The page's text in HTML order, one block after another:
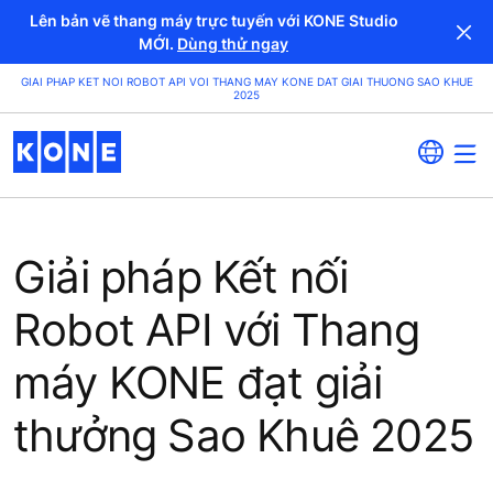
Lên bản vẽ thang máy trực tuyến với KONE Studio
MỚI. Dùng thử ngay
GIAI PHAP KET NOI ROBOT API VOI THANG MAY KONE DAT GIAI THUONG SAO KHUE
2025
Giải pháp Kết nối
Robot API với Thang
máy KONE đạt giải
thưởng Sao Khuê 2025